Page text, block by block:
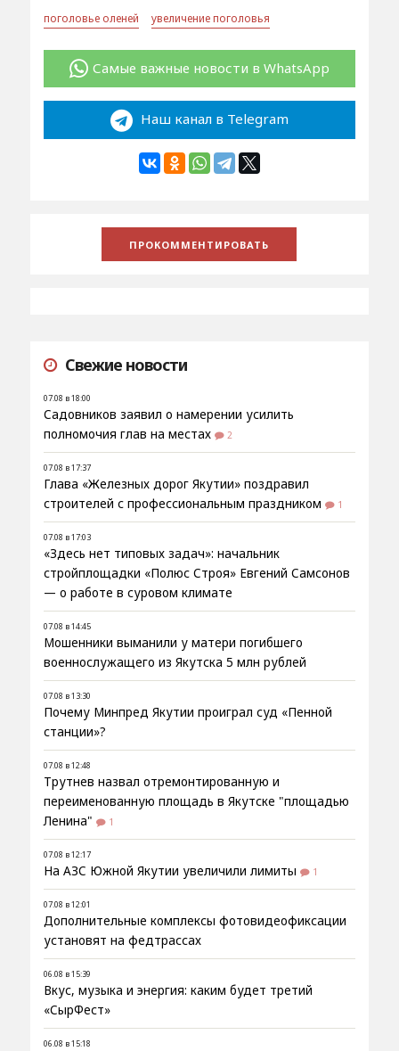
поголовье оленей увеличение поголовья
Самые важные новости в WhatsApp
Наш канал в Telegram
Свежие новости
07.08 в 18:00
Садовников заявил о намерении усилить
полномочия глав на местах
2
07.08 в 17:37
Глава «Железных дорог Якутии» поздравил
строителей с профессиональным праздником
1
07.08 в 17:03
«Здесь нет типовых задач»: начальник
стройплощадки «Полюс Строя» Евгений Самсонов
— о работе в суровом климате
07.08 в 14:45
Мошенники выманили у матери погибшего
военнослужащего из Якутска 5 млн рублей
07.08 в 13:30
Почему Минпред Якутии проиграл суд «Пенной
станции»?
07.08 в 12:48
Трутнев назвал отремонтированную и
переименованную площадь в Якутске "площадью
Ленина"
1
07.08 в 12:17
На АЗС Южной Якутии увеличили лимиты 1
07.08 в 12:01
Дополнительные комплексы фотовидеофиксации
установят на федтрассах
06.08 в 15:39
Вкус, музыка и энергия: каким будет третий
«СырФест»
06.08 в 15:18